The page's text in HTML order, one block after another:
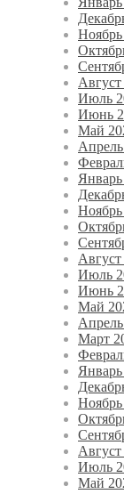
Ноябрь
Август
Июль
Июнь
Май
Ноябрь
Август
Июль
Июнь
Май
Апрель
Март
Январь
Июль
Май